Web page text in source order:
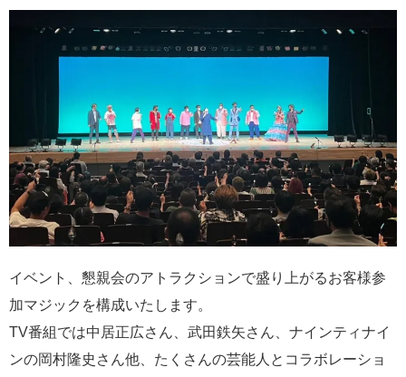
イベント、懇親会のアトラクションで盛り上がるお客様参
加マジックを構成いたします。
TV番組では中居正広さん、武田鉄矢さん、ナインティナイ
ンの岡村隆史さん他、たくさんの芸能人とコラボレーショ